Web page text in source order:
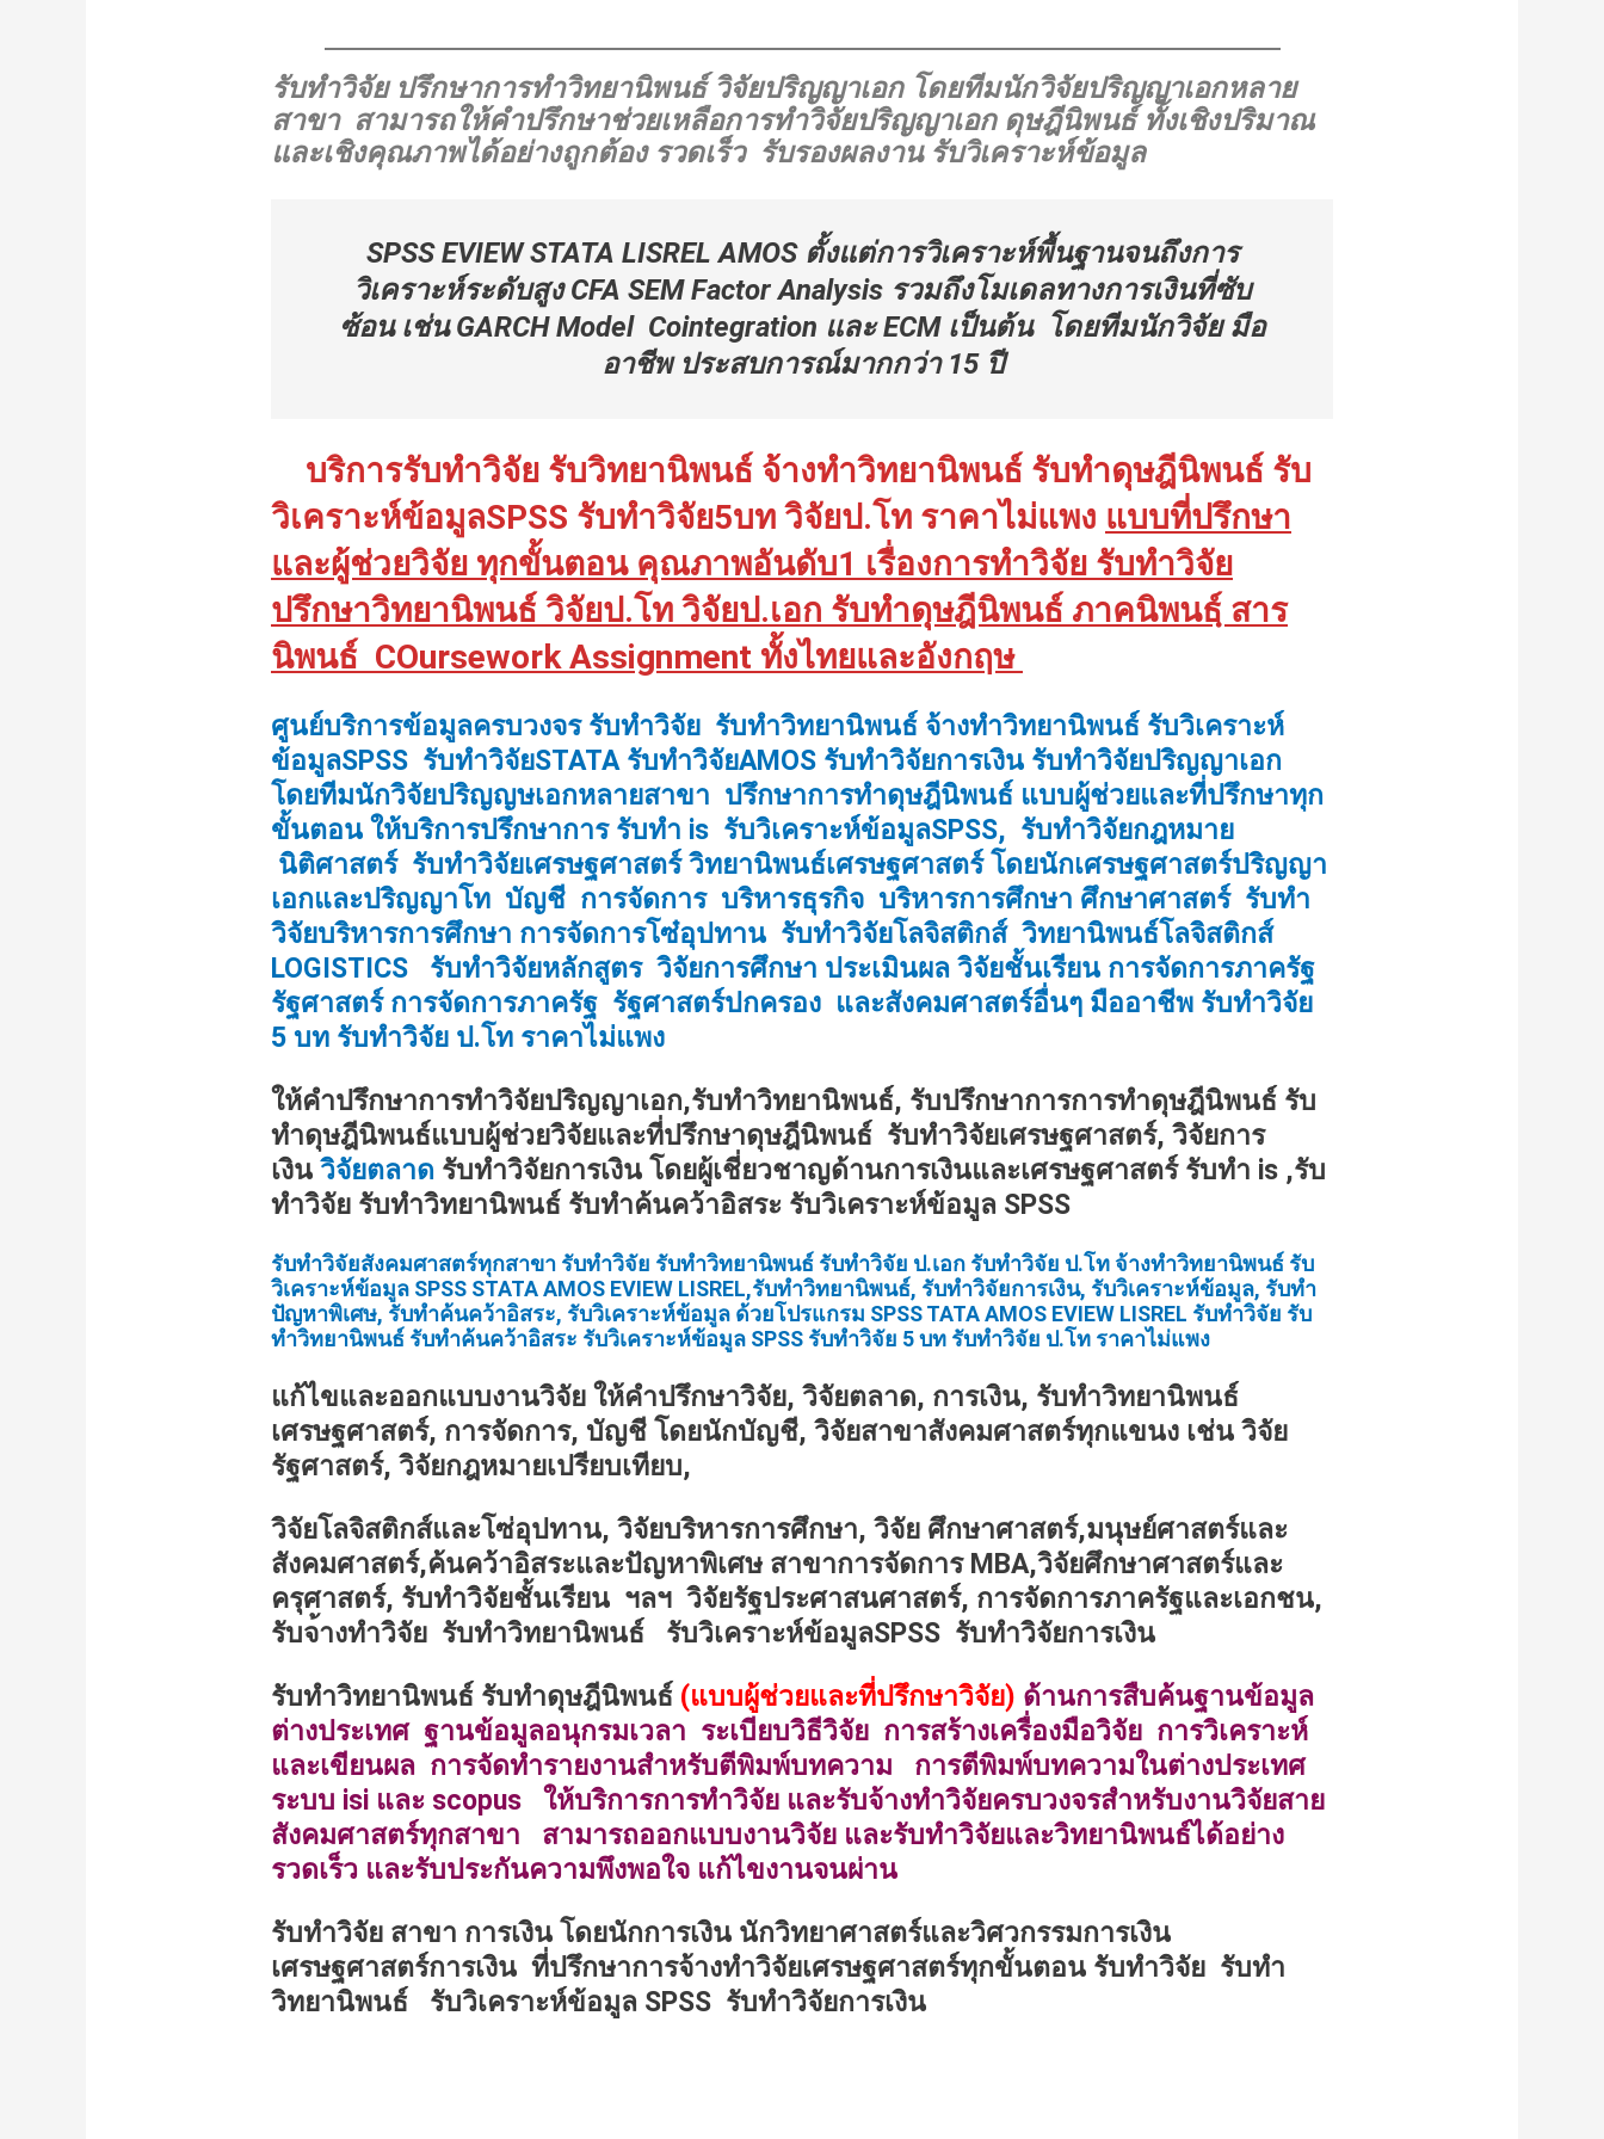
รับทำวิจัย ปรึกษาการทำวิทยานิพนธ์ วิจัยปริญญาเอก โดยทีมนักวิจัยปริญญาเอกหลาย
สาขา สามารถให้คำปรึกษาช่วยเหลือการทำวิจัยปริญญาเอก ดุษฎีนิพนธ์ ทั้งเชิงปริมาณ
และเชิงคุณภาพได้อย่างถูกต้อง รวดเร็ว รับรองผลงาน รับวิเคราะห์ข้อมูล
SPSS EVIEW STATA LISREL AMOS ตั้งแต่การวิเคราะห์พื้นฐานจนถึงการ
วิเคราะห์ระดับสูง CFA SEM Factor Analysis รวมถึงโมเดลทางการเงินที่ซับ
ซ้อน เช่น GARCH Model Cointegration และ ECM เป็นต้น โดยทีมนักวิจัย มือ
อาชีพ ประสบการณ์มากกว่า 15 ปี
บริการรับทำวิจัย รับวิทยานิพนธ์ จ้างทำวิทยานิพนธ์ รับทำดุษฎีนิพนธ์ รับ
วิเคราะห์ข้อมูลSPSS รับทำวิจัย5บท วิจัยป.โท ราคาไม่แพง แบบที่ปรึกษา
และผู้ช่วยวิจัย ทุกขั้นตอน คุณภาพอันดับ1 เรื่องการทำวิจัย รับทำวิจัย
ปรึกษาวิทยานิพนธ์ วิจัยป.โท วิจัยป.เอก รับทำดุษฎีนิพนธ์ ภาคนิพนธ์ฺ สาร
นิพนธ์ COursework Assignment ทั้งไทยและอังกฤษ
ศูนย์บริการข้อมูลครบวงจร รับทำวิจัย รับทำวิทยานิพนธ์ จ้างทำวิทยานิพนธ์ รับวิเคราะห์
ข้อมูลSPSS รับทำวิจัยSTATA รับทำวิจัยAMOS รับทำวิจัยการเงิน รับทำวิจัยปริญญาเอก
โดยทีมนักวิจัยปริญญษเอกหลายสาขา ปรึกษาการทำดุษฎีนิพนธ์ แบบผู้ช่วยและที่ปรึกษาทุก
ขั้นตอน ให้บริการปรึกษาการ รับทำ is รับวิเคราะห์ข้อมูลSPSS, รับทำวิจัยกฎหมาย
นิติศาสตร์ รับทำวิจัยเศรษฐศาสตร์วิทยานิพนธ์เศรษฐศาสตร์ โดยนักเศรษฐศาสตร์ปริญญา
เอกและปริญญาโท บัญชี การจัดการ บริหารธุรกิจ บริหารการศึกษา ศึกษาศาสตร์ รับทำ
วิจัยบริหารการศึกษา การจัดการโซ๋อุปทาน รับทำวิจัยโลจิสติกส์ วิทยานิพนธ์โลจิสติกส์
LOGISTICS รับทำวิจัยหลักสูตร วิจัยการศึกษา ประเมินผล วิจัยชั้นเรียน การจัดการภาครัฐ
รัฐศาสตร์ การจัดการภาครัฐ รัฐศาสตร์ปกครอง และสังคมศาสตร์อื่นๆ มืออาชีพ รับทำวิจัย
5 บท รับทำวิจัย ป.โท ราคาไม่แพง
ให้คำปรึกษาการทำวิจัยปริญญาเอก,รับทำวิทยานิพนธ์, รับปรึกษาการการทำดุษฎีนิพนธ์ รับ
ทำดุษฎีนิพนธ์แบบผู้ช่วยวิจัยและที่ปรึกษาดุษฎีนิพนธ์ รับทำวิจัยเศรษฐศาสตร์, วิจัยการ
เงิน วิจัยตลาด รับทำวิจัยการเงิน โดยผู้เชี่ยวชาญด้านการเงินและเศรษฐศาสตร์ รับทำ is ,รับ
ทำวิจัย รับทำวิทยานิพนธ์ รับทำค้นคว้าอิสระ รับวิเคราะห์ข้อมูล SPSS
รับทำวิจัยสังคมศาสตร์ทุกสาขา รับทำวิจัย รับทำวิทยานิพนธ์ รับทำวิจัย ป.เอก รับทำวิจัย ป.โท จ้างทำวิทยานิพนธ์ รับ
วิเคราะห์ข้อมูล SPSS STATA AMOS EVIEW LISREL,รับทำวิทยานิพนธ์, รับทำวิจัยการเงิน, รับวิเคราะห์ข้อมูล, รับทำ
ปัญหาพิเศษ, รับทำค้นคว้าอิสระ, รับวิเคราะห์ข้อมูล ด้วยโปรแกรม SPSS TATA AMOS EVIEW LISREL รับทำวิจัย รับ
ทำวิทยานิพนธ์ รับทำค้นคว้าอิสระ รับวิเคราะห์ข้อมูล SPSS รับทำวิจัย 5 บท รับทำวิจัย ป.โท ราคาไม่แพง
แก้ไขและออกแบบงานวิจัย ให้คำปรึกษาวิจัย, วิจัยตลาด, การเงิน, รับทำวิทยานิพนธ์
เศรษฐศาสตร์, การจัดการ, บัญชี โดยนักบัญชี, วิจัยสาขาสังคมศาสตร์ทุกแขนง เช่น วิจัย
รัฐศาสตร์, วิจัยกฎหมายเปรียบเทียบ,
วิจัยโลจิสติกส์และโซ่อุปทาน, วิจัยบริหารการศึกษา, วิจัย ศึกษาศาสตร์,มนุษย์ศาสตร์และ
สังคมศาสตร์,ค้นคว้าอิสระและปัญหาพิเศษ สาขาการจัดการ MBA,วิจัยศึกษาศาสตร์และ
ครุศาสตร์, รับทำวิจัยชั้นเรียน ฯลฯ วิจัยรัฐประศาสนศาสตร์, การจัดการภาครัฐและเอกชน,
รับจางทำวิจัย รับทำวิทยานิพนธ์ รับวิเคราะห์ข้อมูลSPSS รับทำวิจัยการเงิน
รับทำวิทยานิพนธ์ รับทำดุษฎีนิพนธ์ (แบบผู้ช่วยและที่ปรึกษาวิจัย) ด้านการสืบค้นฐานข้อมูล
ต่างประเทศ ฐานข้อมูลอนุกรมเวลา ระเบียบวิธีวิจัย การสร้างเครื่องมือวิจัย การวิเคราะห์
และเขียนผล การจัดทำรายงานสำหรับตีพิมพ์บทความ การตีพิมพ์บทความในต่างประเทศ
ระบบ isi และ scopus ให้บริการการทำวิจัย และรับจ้างทำวิจัยครบวงจรสำหรับงานวิจัยสาย
สังคมศาสตร์ทุกสาขา สามารถออกแบบงานวิจัย และรับทำวิจัยและวิทยานิพนธ์ได้อย่าง
รวดเร็ว และรับประกันความพึงพอใจ แก้ไขงานจนผ่าน
รับทำวิจัย สาขา การเงิน โดยนักการเงิน นักวิทยาศาสตร์และวิศวกรรมการเงิน
เศรษฐศาสตร์การเงิน ที่ปรึกษาการจ้างทำวิจัยเศรษฐศาสตร์ทุกขั้นตอน รับทำวิจัย รับทำ
วิทยานิพนธ์ รับวิเคราะห์ข้อมูล SPSS รับทำวิจัยการเงิน